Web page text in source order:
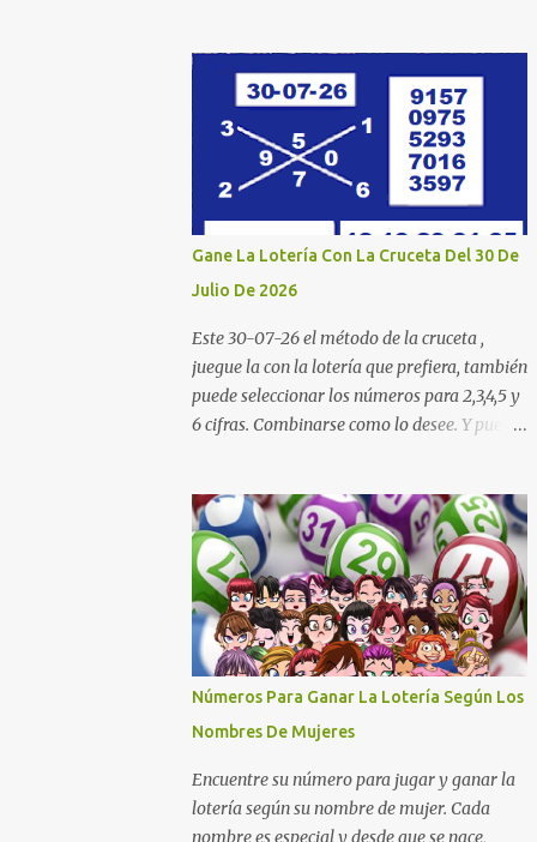
Mucha suerte para todos y que se ganen ese
premio mayor. Dorado Día Dorado Tarde
Dorado Noche Cruz Roja Huila Manizales
Valle Bogotá Quindio Medellin Santander
Risaralda Boyacá Cundinamarca Tolima
Caribeña Dia Caribeña Noche Sinuano Dia
Sinuano Noche Paisita Dia Paisita Noche
Astro Sol Motilon Tarde Motilon Noche
Cauca Meta Cafeterito Tarde Cafeterito
Noche Chontico Dia Chontico Noche Extra
de Colombia Lotería Dorado Día: 6 5 2 8 9 9
7 2 Lotería Dorado Tarde: 5 0 7 3 1 1 1 2
9 4 4 6 1 1 7 Lotería De Manizales: 0 7 1 8 3 0
...
Gane La Lotería Con La Cruceta Del 30 De
Julio De 2026
Este 30-07-26 el método de la cruceta ,
juegue la con la lotería que prefiera, también
puede seleccionar los números para 2,3,4,5 y
6 cifras. Combinarse como lo desee. Y puedes
cruceta todos los días aquí:
https://goo.gl/b8STkN Encuentre los
mejores números en la cruceta del día 30-
07 de 2026. La cruceta le da la oportunidad
de escoger o combinar los números del día
para jugar en la lotería de cualquier país.
Son muchos los resultados exitosos de este
sistema. Aplique este sistema en loterías
como Powerball, Baloto, Miloto , chances de
Colombia, Nacional, Cash y otras-Pruebe
usted mismo y se sorprenderá de sus
resultados. La explicación gráfica de abajo,
Números Para Ganar La Lotería Según Los
Nombres De Mujeres
Encuentre su número para jugar y ganar la
lotería según su nombre de mujer. Cada
nombre es especial y desde que se nace,